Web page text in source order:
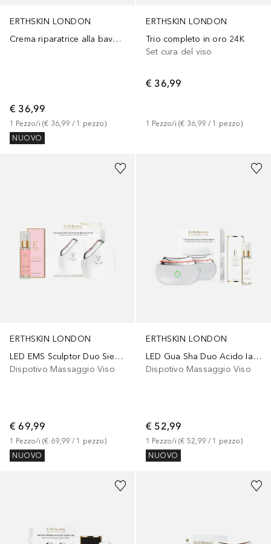
ERTHSKIN LONDON
Crema riparatrice alla bava di lumaca + Siero alla bava di lumaca + Crema contorno occhi anti-età
€ 36,99
1 Pezzo/i (€ 36,99 / 1 pezzo)
NUOVO
ERTHSKIN LONDON
Trio completo in oro 24K
Set cura del viso
€ 36,99
1 Pezzo/i (€ 36,99 / 1 pezzo)
ERTHSKIN LONDON
LED EMS Sculptor Duo Siero EGF
Dispotivo Massaggio Viso
€ 69,99
1 Pezzo/i (€ 69,99 / 1 pezzo)
NUOVO
ERTHSKIN LONDON
LED Gua Sha Duo Acido Ialuronico Collagene
Dispotivo Massaggio Viso
€ 52,99
1 Pezzo/i (€ 52,99 / 1 pezzo)
NUOVO